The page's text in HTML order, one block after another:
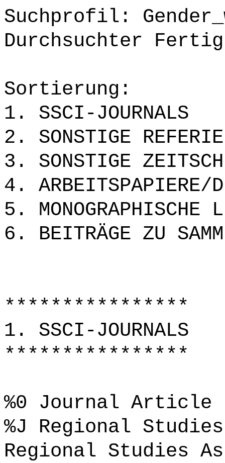
Suchprofil:
Durchsuchter
Sortierung:
1. SSCI-JOURNALS
2. SONSTIGE
3. SONSTIGE
4. ARBEITSPAPIERE/
5. MONOGRAPHISCHE
6. BEITRÄGE ZU
****************
1. SSCI-JOURNALS
****************
%0 Journal Article
%J Regional
Regional Studies